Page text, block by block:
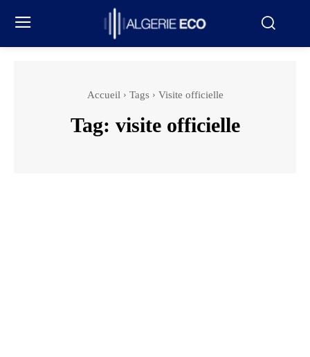
Accueil Tags Visite officielle
Tag: visite officielle